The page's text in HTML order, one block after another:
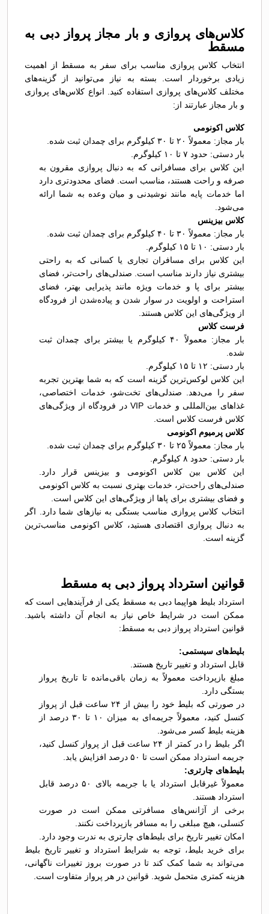
کلاس‌های پروازی و بار مجاز پرواز دبی به
مسقط
انتخاب کلاس پروازی مناسب برای سفر به مسقط از اهمیت
زیادی برخوردار است. بسته به نیاز می‌توانید از گزینه‌های
مختلف کلاس‌های پروازی استفاده کنید. انواع کلاس‌های پروازی
و بار مجاز عبارتند از:
کلاس اکونومی
بار مجاز: معمولاً ۲۰ تا ۳۰ کیلوگرم برای چمدان ثبت شده.
بار دستی: حدود ۷ تا ۱۰ کیلوگرم.
این کلاس برای مسافرانی که به دنبال پروازی مقرون به
صرفه و راحت هستند، مناسب است. فضای محدودتری دارد
اما خدمات پایه مانند نوشیدنی و میان وعده به شما ارائه
می‌شود.
کلاس بیزینس
بار مجاز: معمولاً ۳۰ تا ۴۰ کیلوگرم برای چمدان ثبت شده.
بار دستی: ۱۰ تا ۱۵ کیلوگرم.
این کلاس برای مسافران تجاری یا کسانی که به راحتی
بیشتری نیاز دارند مناسب است. صندلی‌های راحت‌تر، فضای
بیشتر برای پا و خدمات ویژه مانند پذیرایی بهتر، فضای
استراحت و اولویت در سوار شدن و پیاده‌شدن از فرودگاه
از ویژگی‌های این کلاس هستند.
فرست کلاس
بار مجاز: معمولاً ۴۰ کیلوگرم یا بیشتر برای چمدان ثبت
شده.
بار دستی: ۱۲ تا ۱۵ کیلوگرم.
این کلاس لوکس‌ترین گزینه است که به شما بهترین تجربه
سفر را می‌دهد. صندلی‌های تخت‌شو، خدمات اختصاصی،
غذاهای بین‌المللی و خدمات VIP در فرودگاه از ویژگی‌های
کلاس فرست کلاس است.
کلاس پرمیوم اکونومی
بار مجاز: معمولاً ۲۵ تا ۳۰ کیلوگرم برای چمدان ثبت شده.
بار دستی: حدود ۸ کیلوگرم.
این کلاس بین کلاس اکونومی و بیزینس قرار دارد.
صندلی‌های راحت‌تر، خدمات بهتری نسبت به کلاس اکونومی
و فضای بیشتری برای پاها از ویژگی‌های این کلاس است.
انتخاب کلاس پروازی مناسب بستگی به نیازهای شما دارد. اگر
به دنبال پروازی اقتصادی هستید، کلاس اکونومی مناسب‌ترین
گزینه است.
قوانین استرداد پرواز دبی به مسقط
استرداد بلیط هواپیما دبی به مسقط یکی از فرآیندهایی است که
ممکن است در شرایط خاص نیاز به انجام آن داشته باشید.
قوانین استرداد پرواز دبی به مسقط:
بلیط‌های سیستمی:
قابل استرداد و تغییر تاریخ هستند.
مبلغ بازپرداخت معمولاً به زمان باقی‌مانده تا تاریخ پرواز
بستگی دارد.
در صورتی که بلیط خود را بیش از ۲۴ ساعت قبل از پرواز
کنسل کنید، معمولاً جریمه‌ای به میزان ۱۰ تا ۳۰ درصد از
هزینه بلیط کسر می‌شود.
اگر بلیط را در کمتر از ۲۴ ساعت قبل از پرواز کنسل کنید،
جریمه استرداد ممکن است تا ۵۰ درصد افزایش یابد.
بلیط‌های چارتری:
معمولاً غیرقابل استرداد یا با جریمه بالای ۵۰ درصد قابل
استرداد هستند.
برخی از آژانس‌های مسافرتی ممکن است در صورت
کنسلی، هیچ مبلغی را به مسافر بازپرداخت نکنند.
امکان تغییر تاریخ برای بلیط‌های چارتری به ندرت وجود دارد.
برای خرید بلیط، توجه به شرایط استرداد و تغییر تاریخ بلیط
می‌تواند به شما کمک کند تا در صورت بروز تغییرات ناگهانی،
هزینه کمتری متحمل شوید. قوانین در هر پرواز متفاوت است.